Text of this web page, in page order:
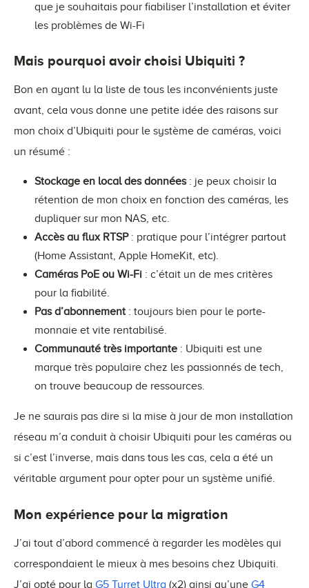
que je souhaitais pour fiabiliser l’installation et éviter
les problèmes de Wi-Fi
Mais pourquoi avoir choisi Ubiquiti ?
Bon en ayant lu la liste de tous les inconvénients juste
avant, cela vous donne une petite idée des raisons sur
mon choix d’Ubiquiti pour le système de caméras, voici
un résumé :
Stockage en local des données: je peux choisir la
rétention de mon choix en fonction des caméras, les
dupliquer sur mon NAS, etc.
Accès au flux RTSP: pratique pour l’intégrer partout
(Home Assistant, Apple HomeKit, etc).
Caméras PoE ou Wi-Fi : c’était un de mes critères
pour la fiabilité.
Pas d’abonnement : toujours bien pour le porte-
monnaie et vite rentabilisé.
Communauté très importante : Ubiquiti est une
marque très populaire chez les passionnés de tech,
on trouve beaucoup de ressources.
Je ne saurais pas dire si la mise à jour de mon installation
réseau m’a conduit à choisir Ubiquiti pour les caméras ou
si c’est l’inverse, mais dans tous les cas, cela a été un
véritable argument pour opter pour un système unifié.
Mon expérience pour la migration
J’ai tout d’abord commencé à regarder les modèles qui
correspondaient le mieux à mes besoins chez Ubiquiti.
J’ai opté pour la G5 Turret Ultra (x2) ainsi qu’une G4